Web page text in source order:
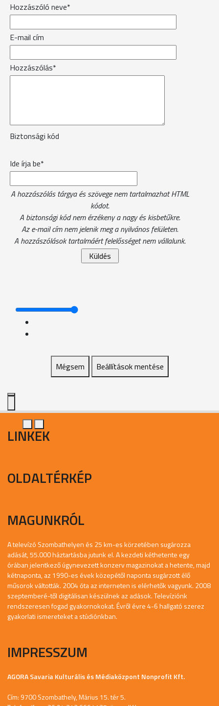
Hozzászóló neve*
E-mail cím
Hozzászólás*
Biztonsági kód
Ide írja be*
A hozzászólás tárgya és szövege nem tartalmazhat HTML
kódot.
A biztonsági kód nem érzékeny a nagy és kisbetűkre.
Az e-mail cím nem jelenik meg a nyilvános felületen.
A hozzászólások tartalmáért felelősséget nem vállalunk.
Mégsem Beállítások mentése
LINKEK
OLDALTÉRKÉP
MAGUNKRÓL
A televízó Szombathelyen és 25 km-es körzetében sugározza
adását, 55.000 háztartásba jutunk el. A kezdeti kéthetente egy
órában jelentkező úgynevezett konzerv magazinokat a hetente, majd
kétnaponta, az 1990-es évek közepétől naponta sugárzott élő
műsorok váltották. 2004 óta az interneten is elérhetők vagyunk. 2008
szeptemberé-től digitálisan készülnek az adások. Televíziónk
rendszeresen fogad gyakornokokat. Évről évre 4-6 hallgató szerez
gyakorlati ismereteket a stúdiónkban.
IMPRESSZUM
AGORA Savaria Kulturális és Médiaközpont Nonprofit Kft.
Cím: 9700 Szombathely, Márius 15. tér 5.